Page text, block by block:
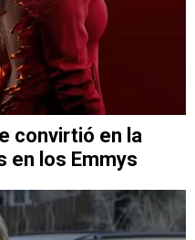
convirtió en la
en los Emmys